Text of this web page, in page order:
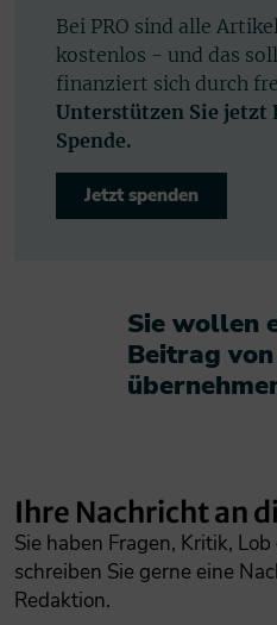
Bei PRO sind alle
kostenlos - und das
finanziert sich durch
Unterstützen Sie jetzt
Spende.
Jetzt spenden
Sie wollen
Beitrag
Ihre Nachricht an
Sie haben Fragen, Kritik,
schreiben Sie gerne eine
Redaktion.